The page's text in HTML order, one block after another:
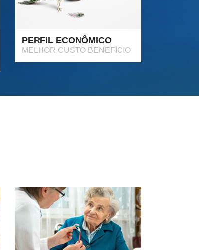
PERFIL ECONÔMICO
MELHOR CUSTO BENEFÍCIO
Atendimento
por fonoaudiólogas